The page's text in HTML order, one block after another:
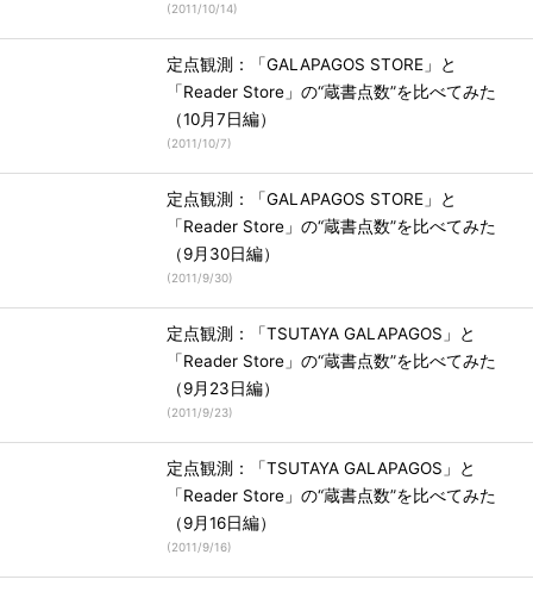
(2011/10/14)
定点観測：「GALAPAGOS STORE」と
「Reader Store」の“蔵書点数”を比べてみた
（10月7日編）
(2011/10/7)
定点観測：「GALAPAGOS STORE」と
「Reader Store」の“蔵書点数”を比べてみた
（9月30日編）
(2011/9/30)
定点観測：「TSUTAYA GALAPAGOS」と
「Reader Store」の“蔵書点数”を比べてみた
（9月23日編）
(2011/9/23)
定点観測：「TSUTAYA GALAPAGOS」と
「Reader Store」の“蔵書点数”を比べてみた
（9月16日編）
(2011/9/16)